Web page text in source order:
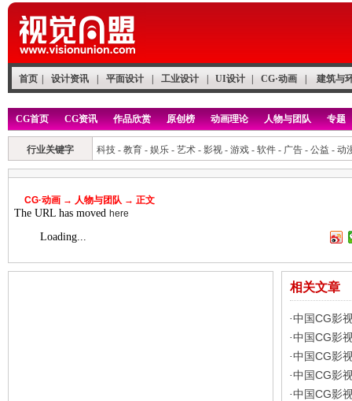
首页 设计资讯 平面设计 工业设计 UI设计 CG·动画 建筑与
CG首页 CG资讯 作品欣赏 原创榜 动画理论 人物与团队 专题
行业关键字 科技 - 教育 - 娱乐 - 艺术 - 影视 - 游戏 - 软件 - 广告 - 公益 - 动
CG·动画 → 人物与团队 → 正文
The URL has moved here
Loading...
相关文章
·中国CG影
·中国CG影
·中国CG影
·中国CG影
·中国CG影